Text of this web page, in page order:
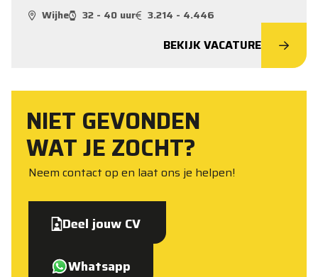
Wijhe 32 - 40 uur 3.214 - 4.446
BEKIJK VACATURE
NIET GEVONDEN
WAT JE ZOCHT?
Neem contact op en laat ons je helpen!
Deel jouw CV
Whatsapp